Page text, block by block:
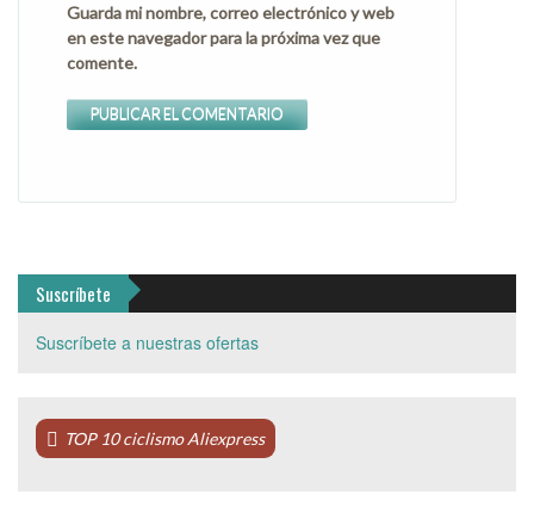
Guarda mi nombre, correo electrónico y web
en este navegador para la próxima vez que
comente.
Suscríbete
Suscríbete a nuestras ofertas
TOP 10 ciclismo Aliexpress